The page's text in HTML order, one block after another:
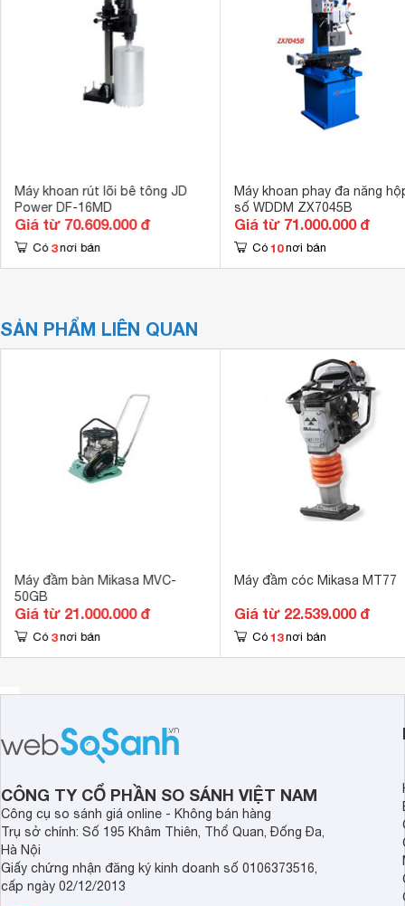
Máy khoan rút lõi bê tông JD
Power DF-16MD
Giá từ 70.609.000 đ
Có 3 nơi bán
Máy khoan phay đa năng
số WDDM ZX7045B
Giá từ 71.000.000 đ
Có 10 nơi bán
SẢN PHẨM LIÊN QUAN
Máy đầm bàn Mikasa MVC-
50GB
Giá từ 21.000.000 đ
Có 3 nơi bán
Máy đầm cóc Mikasa MT77
Giá từ 22.539.000 đ
Có 13 nơi bán
CÔNG TY CỔ PHẦN SO SÁNH VIỆT NAM
Công cụ so sánh giá online - Không bán hàng
Trụ sở chính: Số 195 Khâm Thiên, Thổ Quan, Đống Đa,
Hà Nội
Giấy chứng nhận đăng ký kinh doanh số 0106373516,
cấp ngày 02/12/2013